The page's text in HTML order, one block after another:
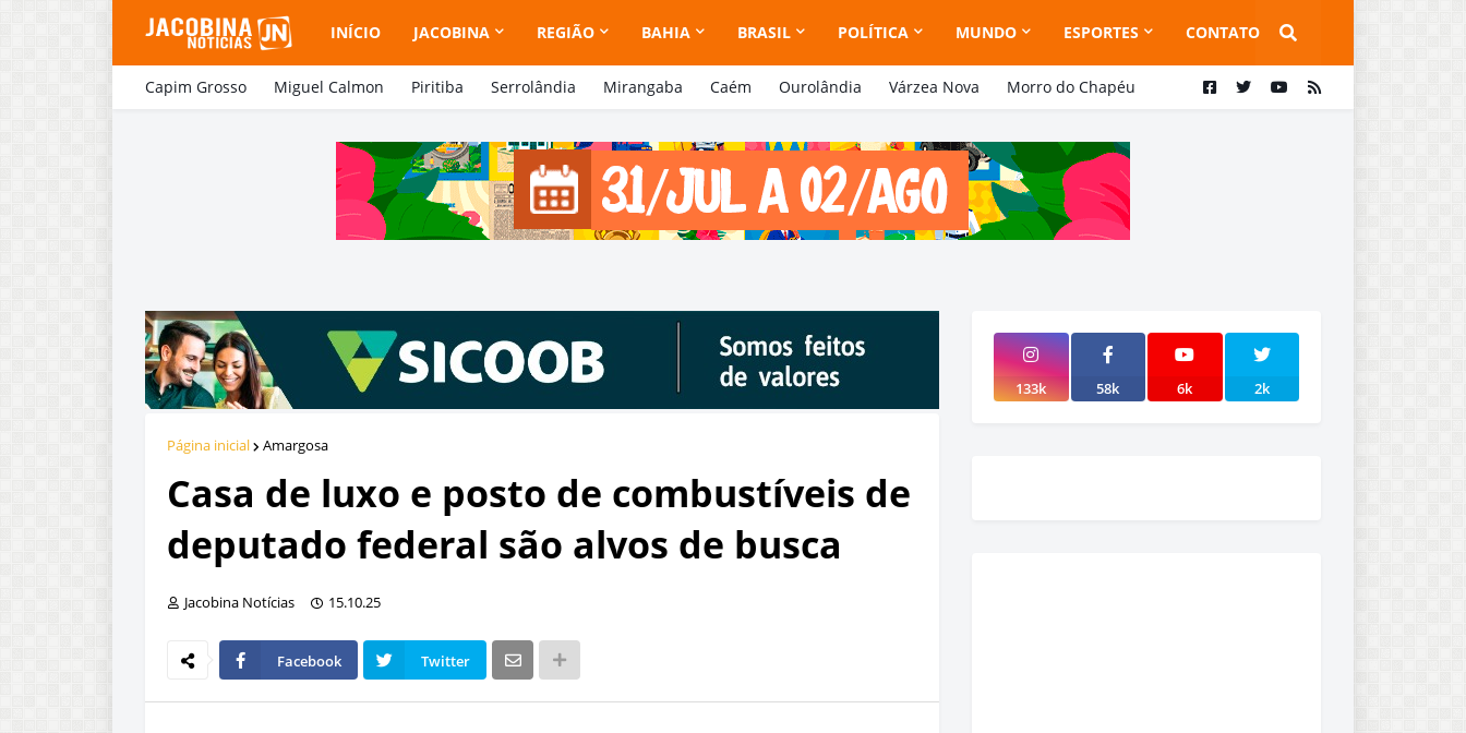
INÍCIO JACOBINA REGIÃO BAHIA BRASIL POLÍTICA MUNDO ESPORTES CONTATO
Capim Grosso Miguel Calmon Piritiba Serrolândia Mirangaba Caém Ourolândia Várzea Nova Morro do Chapéu
Página inicial Amargosa
Casa de luxo e posto de combustíveis de
deputado federal são alvos de busca
Jacobina Notícias 15.10.25
Facebook Twitter
133k 58k 6k 2k